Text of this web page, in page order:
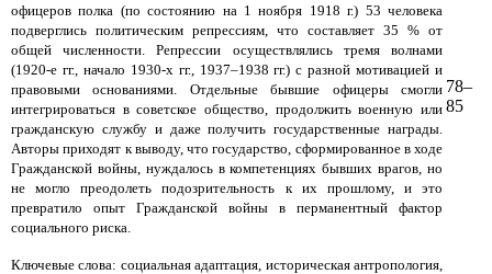
офицеров полка (по состоянию на 1 ноября 1918 г.) 53 человека
подверглись политическим репрессиям, что составляет 35 % от
общей численности. Репрессии осуществлялись тремя волнами
(1920‑е гг., начало 1930‑х гг., 1937–1938 гг.) с разной мотивацией и
правовыми основаниями. Отдельные бывшие офицеры смогли
интегрироваться в советское общество, продолжить военную или
гражданскую службу и даже получить государственные награды.
Авторы приходят к выводу, что государство, сформированное в ходе
Гражданской войны, нуждалось в компетенциях бывших врагов, но
не могло преодолеть подозрительность к их прошлому, и это
превратило опыт Гражданской войны в перманентный фактор
социального риска.
Ключевые слова: социальная адаптация, историческая антропология,
78–
85